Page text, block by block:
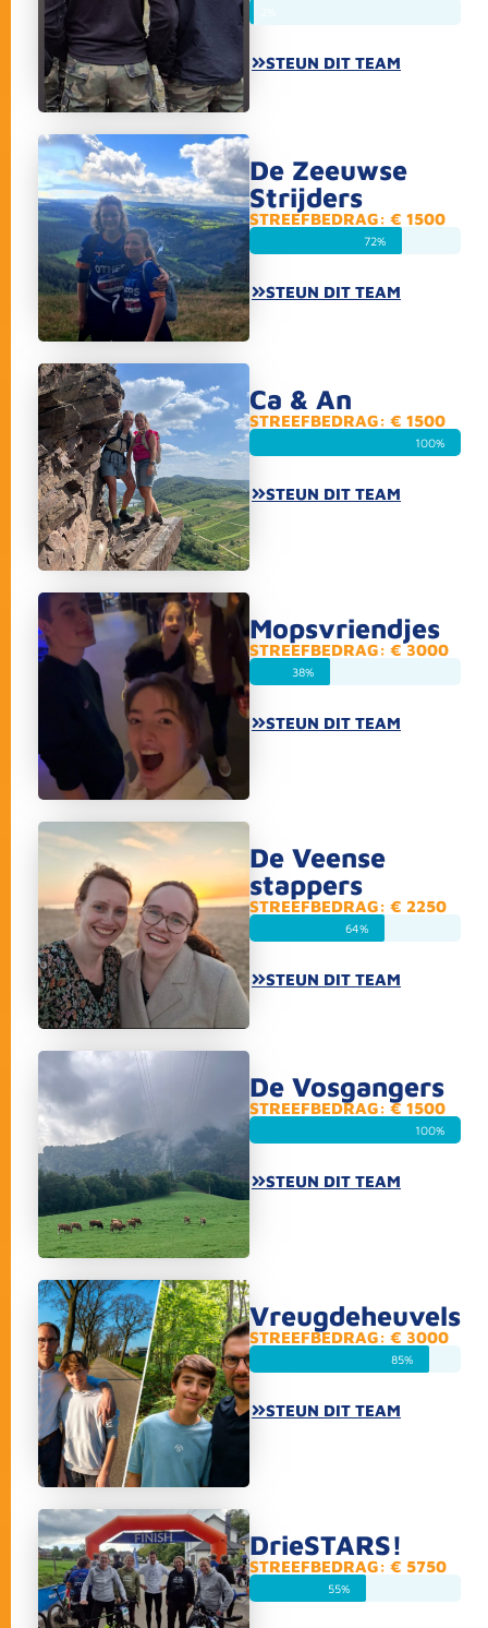
STEUN DIT TEAM
De Zeeuwse
Strijders
STREEFBEDRAG: € 1500
72%
STEUN DIT TEAM
Ca & An
STREEFBEDRAG: € 1500
100%
STEUN DIT TEAM
Mopsvriendjes
STREEFBEDRAG: € 3000
38%
STEUN DIT TEAM
De Veense
stappers
STREEFBEDRAG: € 2250
64%
STEUN DIT TEAM
De Vosgangers
STREEFBEDRAG: € 1500
100%
STEUN DIT TEAM
Vreugdeheuvels
STREEFBEDRAG: € 3000
85%
STEUN DIT TEAM
DrieSTARS!
STREEFBEDRAG: € 5750
55%